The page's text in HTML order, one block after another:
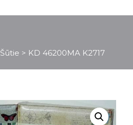
Šūtie > KD 46200MA K2717